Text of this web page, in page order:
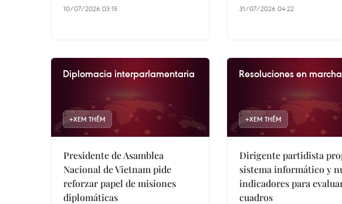
10/07/2026 03:15 31/07/2026 04:22
Diplomacia interparlamentaria
+XEM THÊM
Presidente de Asamblea
Nacional de Vietnam pide
reforzar papel de misiones
diplomáticas
Resoluciones en marcha
+XEM THÊM
Dirigente partidista
sistema informático y
indicadores para
cuadros